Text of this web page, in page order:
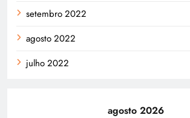
setembro 2022
agosto 2022
julho 2022
agosto 2026